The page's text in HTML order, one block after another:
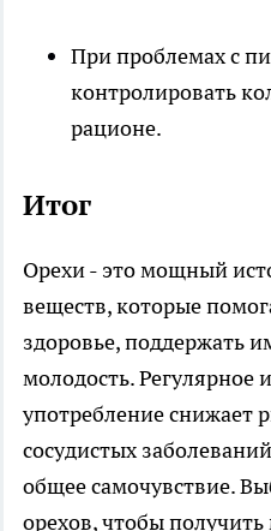
При проблемах с
контролировать
рационе.
Итог
Орехи - это мощный
веществ, которые
здоровье, поддержать
молодость. Регулярное
употребление снижает
сосудистых
общее самочувствие.
орехов, чтобы